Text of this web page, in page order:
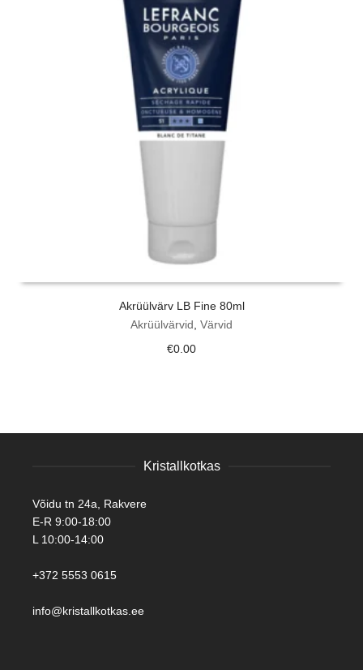
Akrüülvärv LB Fine 80ml
Akrüülvärvid, Värvid
€0.00
Kristallkotkas
Võidu tn 24a, Rakvere
E-R 9:00-18:00
L 10:00-14:00
+372 5553 0615
info@kristallkotkas.ee